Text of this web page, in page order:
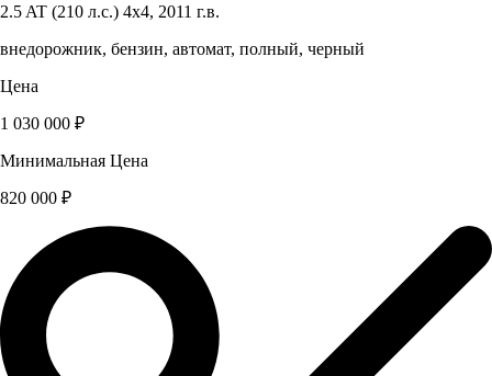
2.5 AT (210 л.с.) 4x4, 2011 г.в.
внедорожник, бензин, автомат, полный, черный
Цена
1 030 000 ₽
Минимальная Цена
820 000 ₽